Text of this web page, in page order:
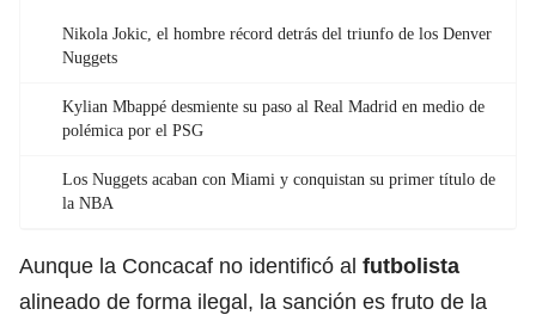
Nikola Jokic, el hombre récord detrás del triunfo de los Denver
Nuggets
Kylian Mbappé desmiente su paso al Real Madrid en medio de
polémica por el PSG
Los Nuggets acaban con Miami y conquistan su primer título de
la NBA
Aunque la Concacaf no identificó al futbolista
alineado de forma ilegal, la sanción es fruto de la